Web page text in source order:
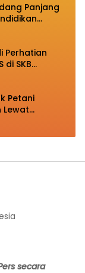
Panjang
Perhatian
di SKB
Petani
Lewat
secara